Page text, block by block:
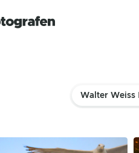
Walter Weiss